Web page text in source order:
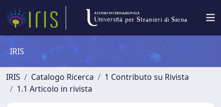
IRIS
IRIS Catalogo Ricerca
1 Contributo su Rivista
1.1 Articolo in rivista